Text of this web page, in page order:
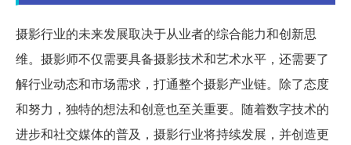
摄影行业的未来发展取决于从业者的综合能力和创新思
维。摄影师不仅需要具备摄影技术和艺术水平，还需要了
解行业动态和市场需求，打通整个摄影产业链。除了态度
和努力，独特的想法和创意也至关重要。随着数字技术的
进步和社交媒体的普及，摄影行业将持续发展，并创造更